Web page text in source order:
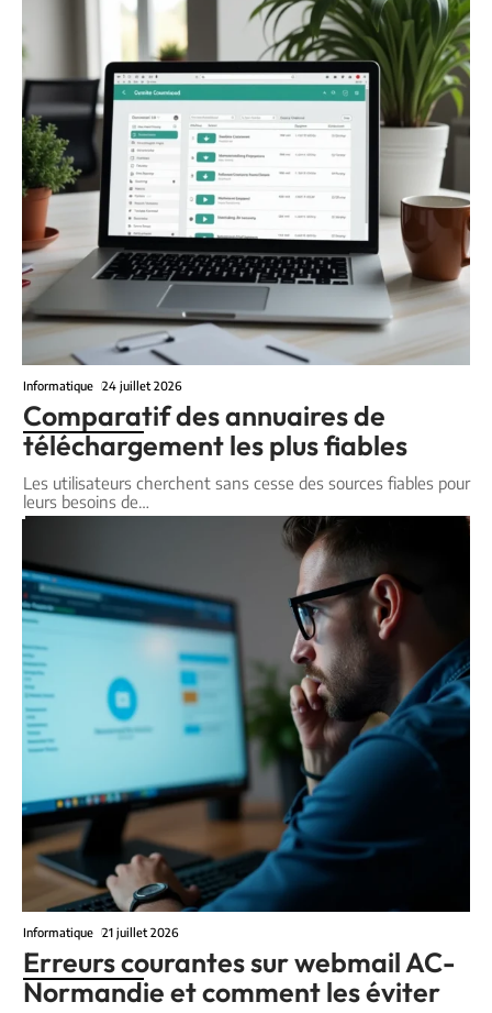
Informatique 24 juillet 2026
Comparatif des annuaires de
téléchargement les plus fiables
Les utilisateurs cherchent sans cesse des sources fiables pour
leurs besoins de…
Informatique 21 juillet 2026
Erreurs courantes sur webmail AC-
Normandie et comment les éviter